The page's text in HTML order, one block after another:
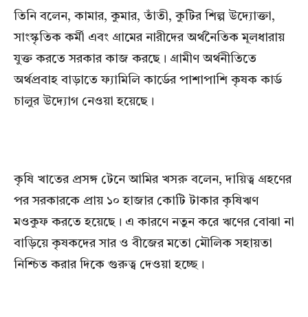
তিনি বলেন, কামার, কুমার, তাঁতী, কুটির শিল্প উদ্যোক্তা,
সাংস্কৃতিক কর্মী এবং গ্রামের নারীদের অর্থনৈতিক মূলধারায়
যুক্ত করতে সরকার কাজ করছে। গ্রামীণ অর্থনীতিতে
অর্থপ্রবাহ বাড়াতে ফ্যামিলি কার্ডের পাশাপাশি কৃষক কার্ড
চালুর উদ্যোগ নেওয়া হয়েছে।
কৃষি খাতের প্রসঙ্গ টেনে আমির খসরু বলেন, দায়িত্ব গ্রহণের
পর সরকারকে প্রায় ১০ হাজার কোটি টাকার কৃষিঋণ
মওকুফ করতে হয়েছে। এ কারণে নতুন করে ঋণের বোঝা না
বাড়িয়ে কৃষকদের সার ও বীজের মতো মৌলিক সহায়তা
নিশ্চিত করার দিকে গুরুত্ব দেওয়া হচ্ছে।